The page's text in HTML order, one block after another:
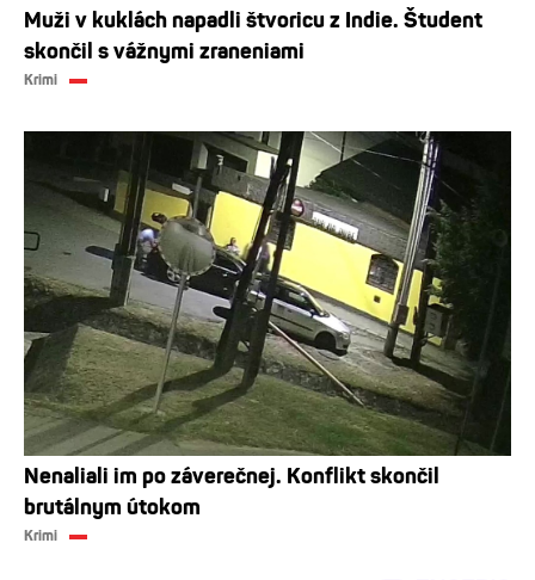
Muži v kuklách napadli štvoricu z Indie. Študent
skončil s vážnymi zraneniami
Krimi
Nenaliali im po záverečnej. Konflikt skončil
brutálnym útokom
Krimi